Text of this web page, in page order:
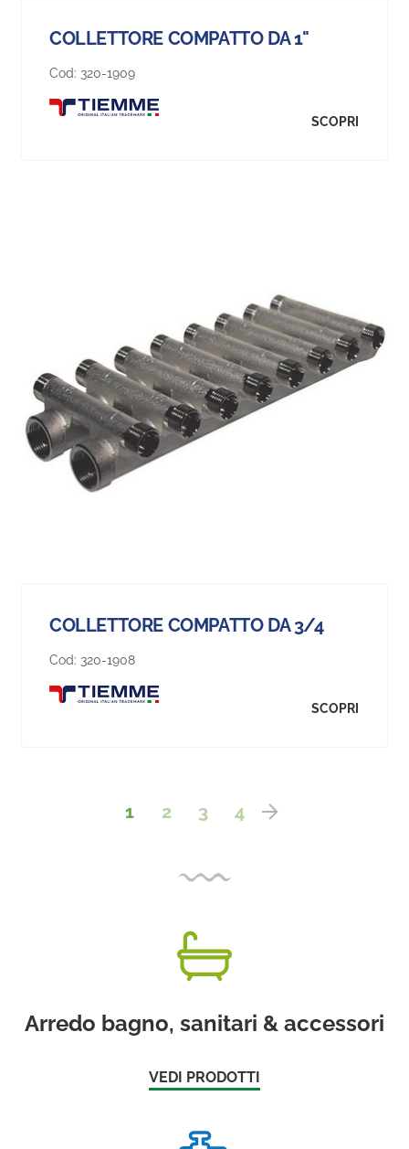
COLLETTORE COMPATTO DA 1"
Cod: 320-1909
SCOPRI
COLLETTORE COMPATTO DA 3/4
Cod: 320-1908
SCOPRI
1 2 3 4
Arredo bagno, sanitari & accessori
VEDI PRODOTTI